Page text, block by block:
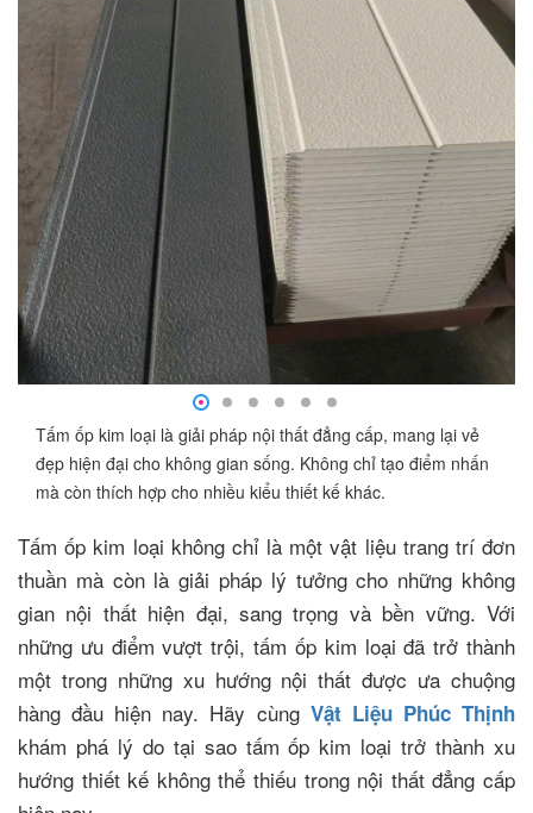
Tấm ốp kim loại là giải pháp nội thất đẳng cấp, mang lại vẻ
đẹp hiện đại cho không gian sống. Không chỉ tạo điểm nhấn
mà còn thích hợp cho nhiều kiểu thiết kế khác.
Tấm ốp kim loại không chỉ là một vật liệu trang trí đơn
thuần mà còn là giải pháp lý tưởng cho những không
gian nội thất hiện đại, sang trọng và bền vững. Với
những ưu điểm vượt trội, tấm ốp kim loại đã trở thành
một trong những xu hướng nội thất được ưa chuộng
hàng đầu hiện nay. Hãy cùng Vật Liệu Phúc Thịnh
khám phá lý do tại sao tấm ốp kim loại trở thành xu
hướng thiết kế không thể thiếu trong nội thất đẳng cấp